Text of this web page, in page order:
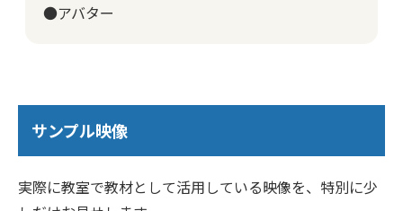
●アバター
サンプル映像
実際に教室で教材として活用している映像を、特別に少